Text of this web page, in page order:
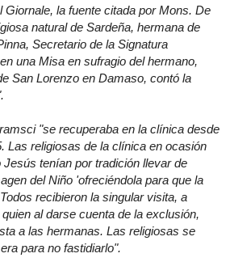
Giornale, la fuente citada por Mons. De
natural de Sardeña, hermana de
Secretario de la Signatura
en una Misa en sufragio del hermano,
San Lorenzo en Damaso, contó la
"se recuperaba en la clínica desde
Las religiosas de la clínica en ocasión
tenían por tradición llevar de
del Niño 'ofreciéndola para que la
recibieron la singular visita, a
al darse cuenta de la exclusión,
a las hermanas. Las religiosas se
para no fastidiarlo".